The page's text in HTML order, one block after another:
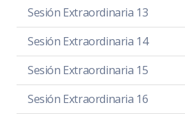
Sesión Extraordinaria 13
Sesión Extraordinaria 14
Sesión Extraordinaria 15
Sesión Extraordinaria 16